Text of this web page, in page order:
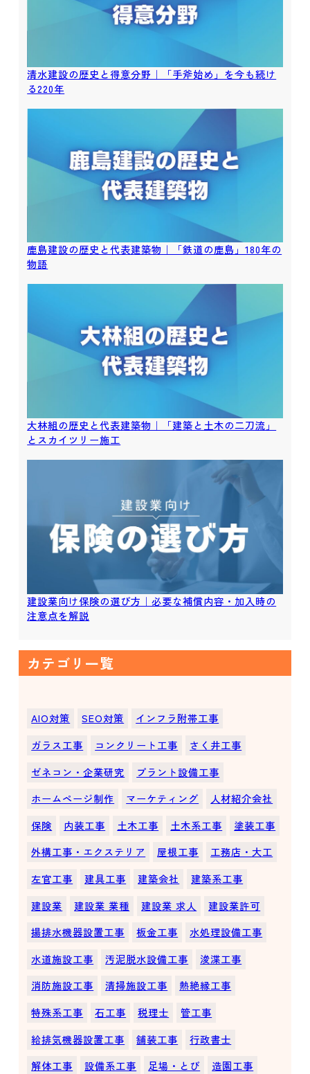
清水建設の歴史と得意分野｜「手斧始め」を今も続け
る220年
鹿島建設の歴史と代表建築物｜「鉄道の鹿島」180年の
物語
大林組の歴史と代表建築物｜「建築と土木の二刀流」
とスカイツリー施工
建設業向け保険の選び方｜必要な補償内容・加入時の
注意点を解説
カテゴリ一覧
AIO対策 SEO対策
インフラ附帯工事
ガラス工事
コンクリート工事
さく井工事
ゼネコン・企業研究
プラント設備工事
ホームページ制作
マーケティング
人材紹介会社
保険
内装工事 土木工事 土木系工事
塗装工事
外構工事・エクステリア
屋根工事
工務店・大工
左官工事
建具工事 建築会社
建築系工事
建設業
建設業 業種 建設業 求人
建設業許可
揚排水機器設置工事
板金工事
水処理設備工事
水道施設工事
汚泥脱水設備工事
浚渫工事
消防施設工事
清掃施設工事
熱絶縁工事
特殊系工事
石工事 税理士
管工事
給排気機器設置工事
舗装工事
行政書士
解体工事
設備系工事 足場・とび
造園工事